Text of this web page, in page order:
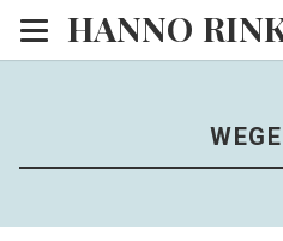
HANNO
Heim
Blog